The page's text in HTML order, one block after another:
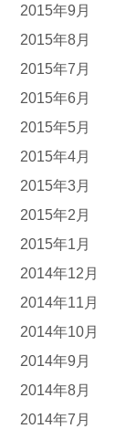
2015年9月
2015年8月
2015年7月
2015年6月
2015年5月
2015年4月
2015年3月
2015年2月
2015年1月
2014年12月
2014年11月
2014年10月
2014年9月
2014年8月
2014年7月